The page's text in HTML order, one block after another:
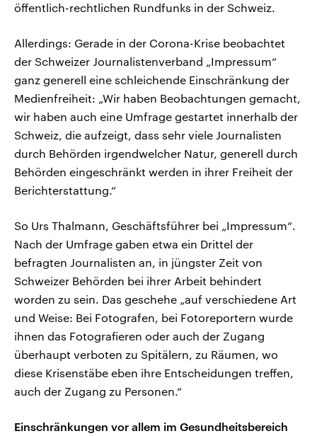
öffentlich-rechtlichen Rundfunks in der Schweiz.
Allerdings: Gerade in der Corona-Krise beobachtet
der Schweizer Journalistenverband „Impressum“
ganz generell eine schleichende Einschränkung der
Medienfreiheit: „Wir haben Beobachtungen gemacht,
wir haben auch eine Umfrage gestartet innerhalb der
Schweiz, die aufzeigt, dass sehr viele Journalisten
durch Behörden irgendwelcher Natur, generell durch
Behörden eingeschränkt werden in ihrer Freiheit der
Berichterstattung.“
So Urs Thalmann, Geschäftsführer bei „Impressum“.
Nach der Umfrage gaben etwa ein Drittel der
befragten Journalisten an, in jüngster Zeit von
Schweizer Behörden bei ihrer Arbeit behindert
worden zu sein. Das geschehe „auf verschiedene Art
und Weise: Bei Fotografen, bei Fotoreportern wurde
ihnen das Fotografieren oder auch der Zugang
überhaupt verboten zu Spitälern, zu Räumen, wo
diese Krisenstäbe eben ihre Entscheidungen treffen,
auch der Zugang zu Personen.“
Einschränkungen vor allem im Gesundheitsbereich